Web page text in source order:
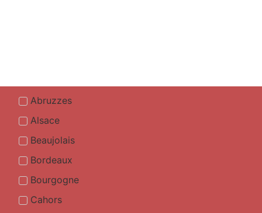
Abruzzes
Alsace
Beaujolais
Bordeaux
Bourgogne
Cahors